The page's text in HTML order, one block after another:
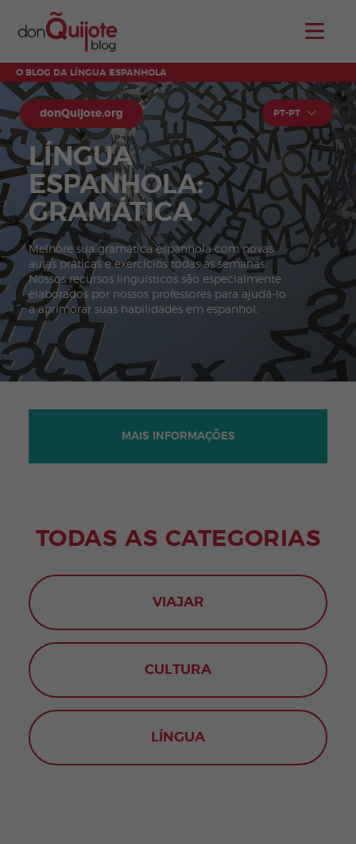
O BLOG DA LÍNGUA ESPANHOLA
donQuijote.org PT-PT
LÍNGUA
ESPANHOLA:
GRAMÁTICA
Melhore sua gramática espanhola com novas
aulas práticas e exercícios todas as semanas.
Nossos recursos linguísticos são especialmente
elaborados por nossos professores para ajudá-lo
a aprimorar suas habilidades em espanhol.
MAIS INFORMAÇÕES
TODAS AS CATEGORIAS
VIAJAR
CULTURA
LÍNGUA